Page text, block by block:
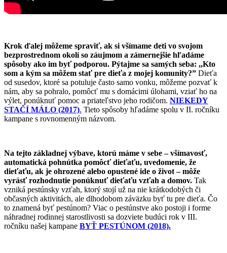
Krok ďalej môžeme spraviť, ak si všímame deti vo svojom
bezprostrednom okolí so záujmom a zámernejšie hľadáme
spôsoby ako im byť podporou. Pýtajme sa samých seba: ,,Kto
som a kým sa môžem stať pre dieťa z mojej komunity?” Dieťa
od susedov, ktoré sa potuluje často samo vonku, môžeme pozvať k
nám, aby sa pohralo, pomôcť mu s domácimi úlohami, vziať ho na
výlet, ponúknuť pomoc a priateľstvo jeho rodičom. NIEKEDY
STAČÍ MÁLO (2017). Tieto spôsoby hľadáme spolu v II. ročníku
kampane s rovnomenným názvom.
Na tejto základnej výbave, ktorú máme v sebe – všímavosť,
automatická pohnútka pomôcť dieťaťu, uvedomenie, že
dieťaťu, ak je ohrozené alebo opustené ide o život – môže
vyrásť rozhodnutie ponúknuť dieťaťu vzťah a domov. Tak
vzniká pestúnsky vzťah, ktorý stojí už na nie krátkodobých či
občasných aktivitách, ale dlhodobom záväzku byť tu pre dieťa. Čo
to znamená byť pestúnom? Viac o pestúnstve ako postoji i forme
náhradnej rodinnej starostlivosti sa dozviete budúci rok v III.
ročníku našej kampane BYŤ PESTÚNOM (2018).